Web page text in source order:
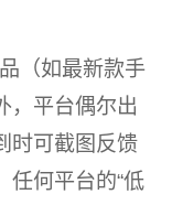
（如最新款手
，平台偶尔出
时可截图反馈
任何平台的“低